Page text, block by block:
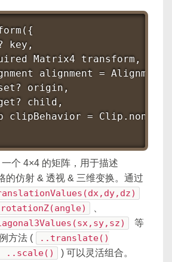
key,
Matrix4 transform,
alignment =
origin,
child,
clipBehavior = Clip.none,
一个 4×4 的矩阵，用于描述
的仿射 & 透视 & 三维变换。通过
等
方法 (
..translate()
..scale()
) 可以灵活组合。